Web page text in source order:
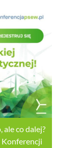
ale co dalej?